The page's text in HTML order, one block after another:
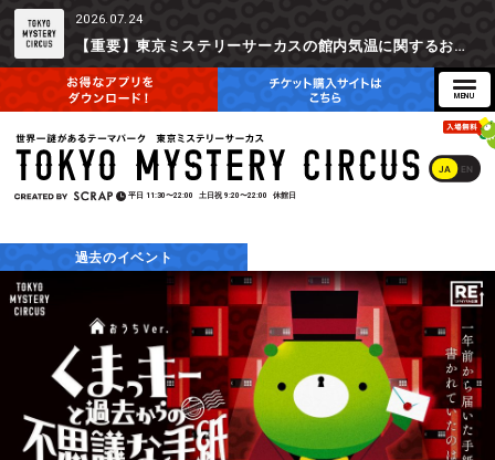
2026.07.24
【重要】東京ミステリーサーカスの館内気温に関するお詫びとご参加辞退時の返金対応について
JA EN
平日 11:30〜22:00 土日祝 9:20〜22:00 休館日
過去のイベント